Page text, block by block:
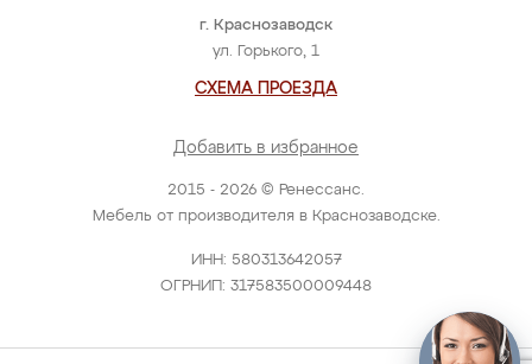
2015 - 2026 © Ренессанс.
Мебель от производителя в Краснозаводске.
ИНН: 580313642057
ОГРНИП: 317583500009448
г. Краснозаводск
ул. Горького, 1
СХЕМА ПРОЕЗДА
Добавить в избранное